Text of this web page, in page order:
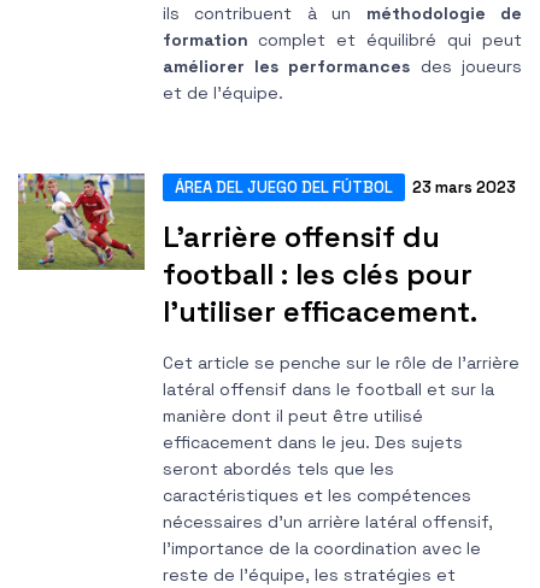
ils contribuent à un méthodologie de
formation complet et équilibré qui peut
améliorer les performances des joueurs
et de l'équipe.
ÁREA DEL JUEGO DEL FÚTBOL 23 mars 2023
L’arrière offensif du
football : les clés pour
l’utiliser efficacement.
Cet article se penche sur le rôle de l’arrière
latéral offensif dans le football et sur la
manière dont il peut être utilisé
efficacement dans le jeu. Des sujets
seront abordés tels que les
caractéristiques et les compétences
nécessaires d'un arrière latéral offensif,
l'importance de la coordination avec le
reste de l'équipe, les stratégies et